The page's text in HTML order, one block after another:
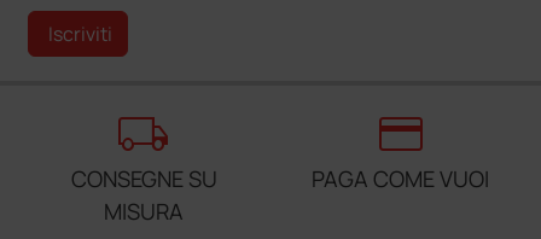
Iscriviti
local_shipping
CONSEGNE SU
MISURA
credit_card
PAGA COME VUOI